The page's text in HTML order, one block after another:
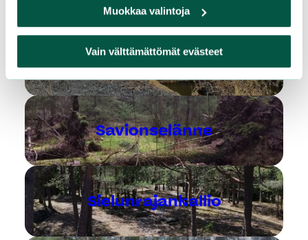
Muokkaa valintoja
Vain välttämättömät evästeet
Savionoja
Savionselänne
Sielunrajankallio